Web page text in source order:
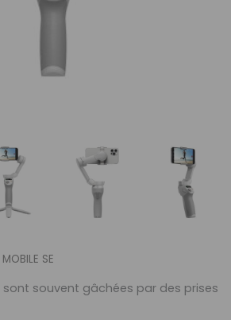
SE
sont souvent gâchées par des prises